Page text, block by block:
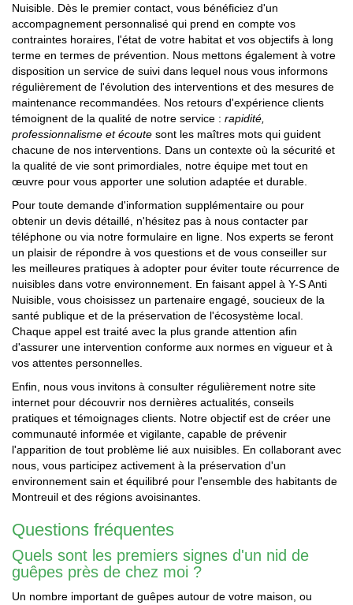
Nuisible. Dès le premier contact, vous bénéficiez d'un
accompagnement personnalisé qui prend en compte vos
contraintes horaires, l'état de votre habitat et vos objectifs à long
terme en termes de prévention. Nous mettons également à votre
disposition un service de suivi dans lequel nous vous informons
régulièrement de l'évolution des interventions et des mesures de
maintenance recommandées. Nos retours d'expérience clients
témoignent de la qualité de notre service : rapidité,
professionnalisme et écoute sont les maîtres mots qui guident
chacune de nos interventions. Dans un contexte où la sécurité et
la qualité de vie sont primordiales, notre équipe met tout en
œuvre pour vous apporter une solution adaptée et durable.
Pour toute demande d'information supplémentaire ou pour
obtenir un devis détaillé, n'hésitez pas à nous contacter par
téléphone ou via notre formulaire en ligne. Nos experts se feront
un plaisir de répondre à vos questions et de vous conseiller sur
les meilleures pratiques à adopter pour éviter toute récurrence de
nuisibles dans votre environnement. En faisant appel à Y-S Anti
Nuisible, vous choisissez un partenaire engagé, soucieux de la
santé publique et de la préservation de l'écosystème local.
Chaque appel est traité avec la plus grande attention afin
d'assurer une intervention conforme aux normes en vigueur et à
vos attentes personnelles.
Enfin, nous vous invitons à consulter régulièrement notre site
internet pour découvrir nos dernières actualités, conseils
pratiques et témoignages clients. Notre objectif est de créer une
communauté informée et vigilante, capable de prévenir
l'apparition de tout problème lié aux nuisibles. En collaborant avec
nous, vous participez activement à la préservation d'un
environnement sain et équilibré pour l'ensemble des habitants de
Montreuil et des régions avoisinantes.
Questions fréquentes
Quels sont les premiers signes d'un nid de
guêpes près de chez moi ?
Un nombre important de guêpes autour de votre maison, ou